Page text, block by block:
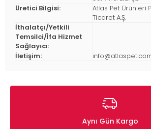
Üretici Bilgisi:
Atlas Pet Ürünleri
Ticaret A.Ş.
İthalatçı/Yetkili
Temsilci/İfa Hizmet
Sağlayıcı:
İletişim:
Aynı Gün Kargo